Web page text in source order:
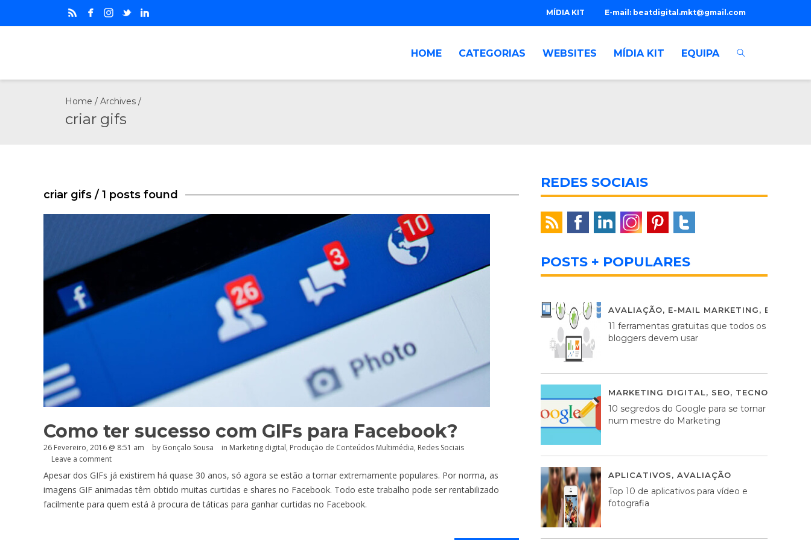
E-mail: beatdigital.mkt@gmail.com
MÍDIA KIT
HOME CATEGORIAS WEBSITES MÍDIA KIT EQUIPA
Home / Archives /
criar gifs
criar gifs / 1 posts found
Como ter sucesso com GIFs para Facebook?
26 Fevereiro, 2016 @ 8:51 am by Gonçalo Sousa in Marketing digital, Produção de Conteúdos Multimédia, Redes Sociais
Leave a comment
Apesar dos GIFs já existirem há quase 30 anos, só agora se estão a tornar extremamente populares. Por norma, as
imagens GIF animadas têm obtido muitas curtidas e shares no Facebook. Todo este trabalho pode ser rentabilizado
facilmente para quem está à procura de táticas para ganhar curtidas no Facebook.
REDES SOCIAIS
POSTS + POPULARES
AVALIAÇÃO, E-MAIL MARKETING,
11 ferramentas gratuitas que todos os
bloggers devem usar
MARKETING DIGITAL, SEO, TECNOLOGIA
10 segredos do Google para se tornar
num mestre do Marketing
APLICATIVOS, AVALIAÇÃO
Top 10 de aplicativos para vídeo e
fotografia